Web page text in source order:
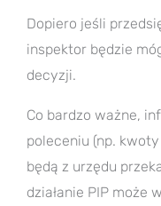
Dopiero jeśli
inspektor będzie
decyzji.
Co bardzo ważne,
poleceniu (np.
będą z urzędu
działanie PIP może